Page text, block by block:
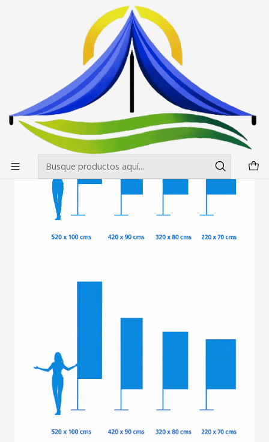
Envíos gratis desde $500.000 en Santiago
Banderas Publicitarias Rectas
Mastil Recto Impreso Medidas